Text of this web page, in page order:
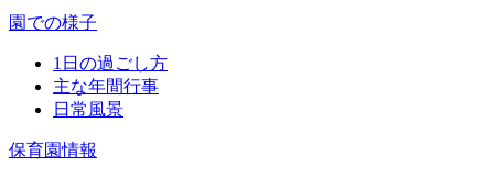
園での様子
1日の過ごし方
主な年間行事
日常風景
保育園情報